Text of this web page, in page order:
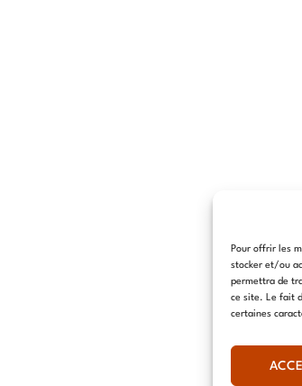
Pour offrir les
stocker et/ou
permettra de
ce site. Le fait
certaines